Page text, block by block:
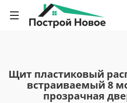
Щит пластиковый
встраиваемый 8
прозрачная